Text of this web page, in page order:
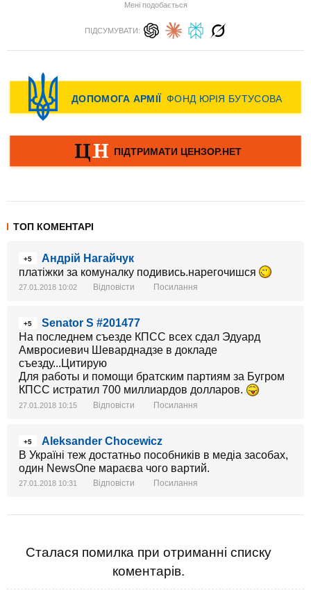
Мені подобається
ПІДСУМУВАТИ:
ТОП КОМЕНТАРІ
+5
Андрій Нагайчук
платіжки за комуналку подивись.нарегочишся
27.01.2018 10:02 Відповісти Посилання
+5
Senator S #201477
На последнем съезде КПСС всех сдал Эдуард
Амвросиевич Шеварднадзе в докладе
съезду...Цитирую
Для работы и помощи братским партиям за Бугром
КПСС истратил 700 миллиардов долларов.
27.01.2018 10:15 Відповісти Посилання
+5
Aleksander Chocewicz
В Україні теж достатньо пособників в медіа засобах,
один NewsOne мараєва чого вартий.
27.01.2018 10:31 Відповісти Посилання
Сталася помилка при отриманні списку
коментарів.